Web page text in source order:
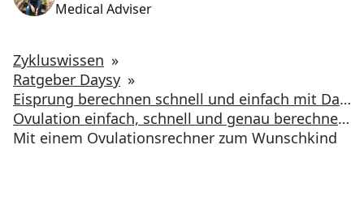
Medical Adviser
Zykluswissen »
Ratgeber Daysy »
Eisprung berechnen schnell und einfach mit Daysy Deinen Eisprung errechnen!
Ovulation einfach, schnell und genau berechnen
Mit einem Ovulationsrechner zum Wunschkind